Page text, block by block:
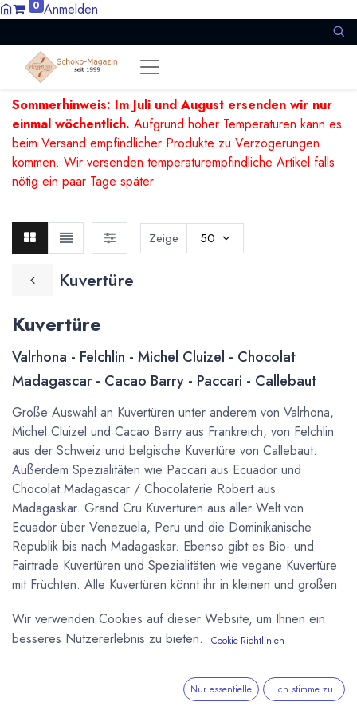
0 Anmelden
Sommerhinweis: Im Juli und August ersenden wir nur
einmal wöchentlich. Aufgrund hoher Temperaturen kann es
beim Versand empfindlicher Produkte zu Verzögerungen
kommen. Wir versenden temperaturempfindliche Artikel falls
nötig ein paar Tage später.
Kuvertüre
Zeige 50
Kuvertüre
Valrhona - Felchlin - Michel Cluizel - Chocolat
Madagascar - Cacao Barry - Paccari - Callebaut
Große Auswahl an Kuvertüren unter anderem von Valrhona,
Michel Cluizel und Cacao Barry aus Frankreich, von Felchlin
aus der Schweiz und belgische Kuvertüre von Callebaut.
Außerdem Spezialitäten wie Paccari aus Ecuador und
Chocolat Madagascar / Chocolaterie Robert aus
Madagaskar. Grand Cru Kuvertüren aus aller Welt von
Ecuador über Venezuela, Peru und die Dominikanische
Republik bis nach Madagaskar. Ebenso gibt es Bio- und
Fairtrade Kuvertüren und Spezialitäten wie vegane Kuvertüre
mit Früchten. Alle Kuvertüren könnt ihr in kleinen und großen
machen, oder für Gastronomie und
Schokoladenmanufakturen auch über unserenB2B
Wir verwenden Cookies auf dieser Website, um Ihnen ein
besseres Nutzererlebnis zu bieten.
Cookie-Richtlinien
Nur essentielle Ich stimme zu